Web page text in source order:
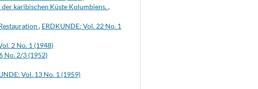
der karibischen Küste Kolumbiens.,
, ERDKUNDE: Vol. 22 No. 1
2 No. 1 (1948)
No. 2/3 (1952)
Vol. 13 No. 1 (1959)